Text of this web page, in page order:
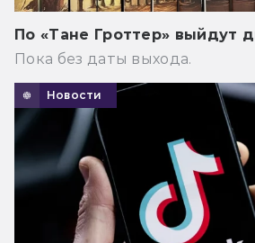
По «Тане Гроттер» выйдут
Пока без даты выхода.
Новости